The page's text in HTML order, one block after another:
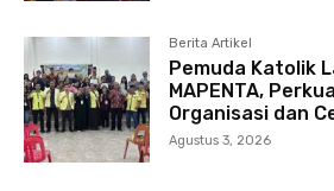
Berita Artikel
Pemuda Katolik
MAPENTA,
Organisasi dan
Agustus 3, 2026